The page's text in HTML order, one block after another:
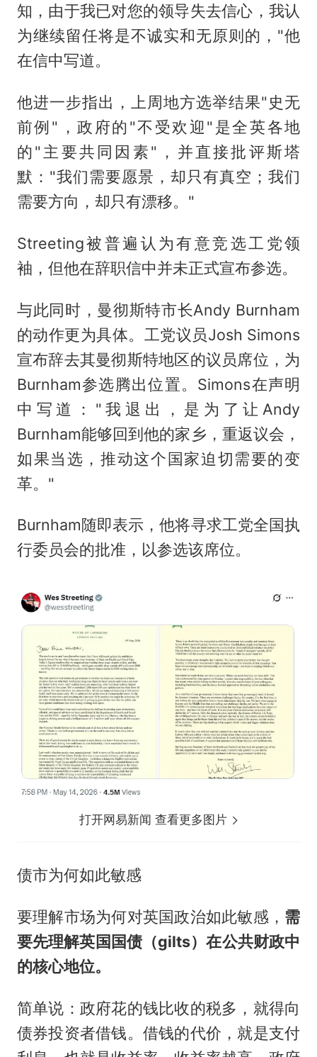
知，由于我已对您的领导失去信心，我认
为继续留任将是不诚实和无原则的，"他
在信中写道。
他进一步指出，上周地方选举结果"史无
前例"，政府的"不受欢迎"是全英各地
的"主要共同因素"，并直接批评斯塔
默："我们需要愿景，却只有真空；我们
需要方向，却只有漂移。"
Streeting被普遍认为有意竞选工党领
袖，但他在辞职信中并未正式宣布参选。
与此同时，曼彻斯特市长Andy Burnham
的动作更为具体。工党议员Josh Simons
宣布辞去其曼彻斯特地区的议员席位，为
Burnham参选腾出位置。Simons在声明
中写道："我退出，是为了让Andy
Burnham能够回到他的家乡，重返议会，
如果当选，推动这个国家迫切需要的变
革。"
Burnham随即表示，他将寻求工党全国执
行委员会的批准，以参选该席位。
打开网易新闻 查看更多图片
债市为何如此敏感
要理解市场为何对英国政治如此敏感， 需
要先理解英国国债（gilts）在公共财政中
的核心地位。
简单说：政府花的钱比收的税多，就得向
债券投资者借钱。借钱的代价，就是支付